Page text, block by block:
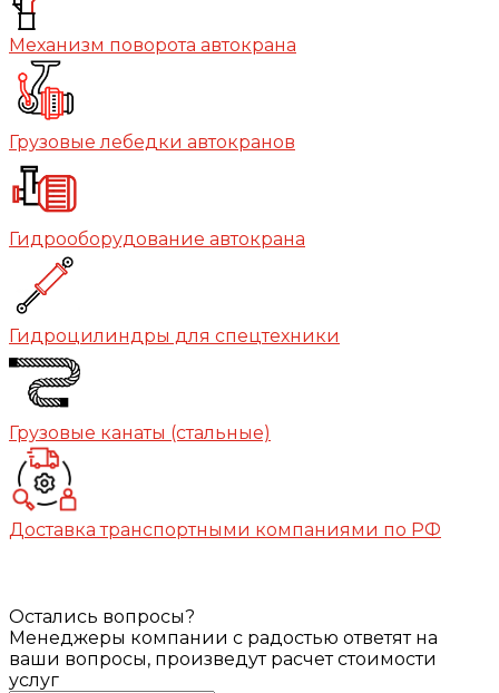
Механизм поворота автокрана
Грузовые лебедки автокранов
Гидрооборудование автокрана
Гидроцилиндры для спецтехники
Грузовые канаты (стальные)
Доставка транспортными компаниями по РФ
Остались вопросы?
Менеджеры компании с радостью ответят на
ваши вопросы, произведут расчет стоимости
услуг